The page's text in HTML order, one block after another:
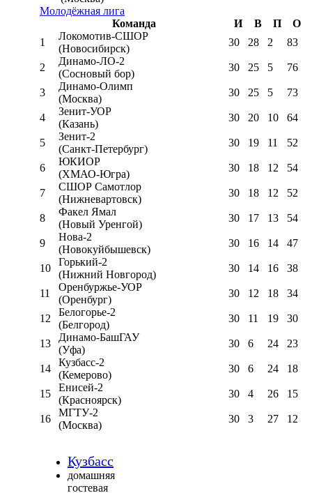
Молодёжная лига
Команда
И В П
О
1
Локомотив-CШОР
(Новосибирск)
30 28 2 83
2
Динамо-ЛО-2
(Сосновый бор)
30 25 5 76
3
Динамо-Олимп
(Москва)
30 25 5 73
4
Зенит-УОР
(Казань)
30 20 10 64
5
Зенит-2
(Санкт-Петербург)
30 19 11 52
6
ЮКИОР
(ХМАО-Югра)
30 18 12 54
7
СШОР Самотлор
(Нижневартовск)
30 18 12 52
8
Факел Ямал
(Новый Уренгой)
30 17 13 54
9
Нова-2
(Новокуйбышевск)
30 16 14 47
10
Горький-2
(Нижний Новгород)
30 14 16 38
11
Оренбуржье-УОР
(Оренбург)
30 12 18 34
12
Белогорье-2
(Белгород)
30 11 19 30
13
Динамо-БашГАУ
(Уфа)
30 6 24 23
14
Кузбасс-2
(Кемерово)
30 6 24 18
15
Енисей-2
(Красноярск)
30 4 26 15
16
МГТУ-2
(Москва)
30 3 27 12
Кузбасс
домашняя
гостевая